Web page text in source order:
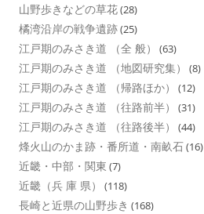
山野歩きなどの草花(28)
橘湾沿岸の戦争遺跡(25)
江戸期のみさき道 （全 般） (63)
江戸期のみさき道 （地図研究集） (8)
江戸期のみさき道 （帰路ほか） (12)
江戸期のみさき道 （往路前半） (31)
江戸期のみさき道 （往路後半） (44)
烽火山のかま跡・番所道・南畝石(16)
近畿・中部・関東 (7)
近畿（兵 庫 県） (118)
長崎と近県の山野歩き (168)